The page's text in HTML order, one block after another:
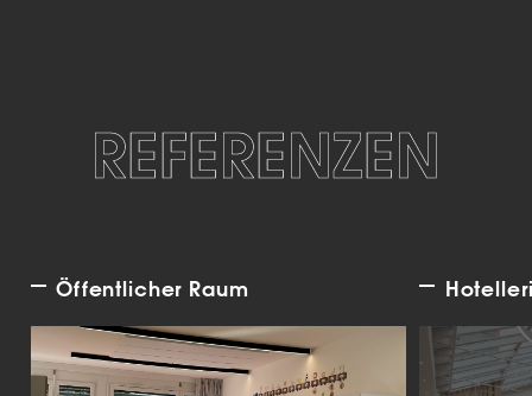
REFERENZEN
Öffentlicher Raum